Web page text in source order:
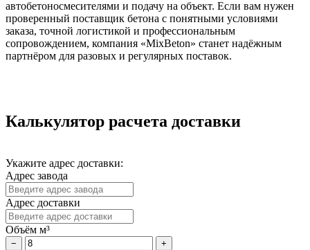
автобетоносмесителями и подачу на объект. Если вам нужен
проверенный поставщик бетона с понятными условиями
заказа, точной логистикой и профессиональным
сопровождением, компания «MixBeton» станет надёжным
партнёром для разовых и регулярных поставок.
Калькулятор расчета доставки
Укажите адрес доставки:
Адрес завода
Адрес доставки
Объём м³
− +